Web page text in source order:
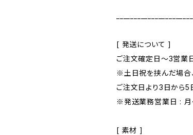
[ 発送について ]
ご注文確定日〜3営業
※土日祝を挟んだ場合
ご注文日より3日から5
※発送業務営業日 :
[ 素材 ]